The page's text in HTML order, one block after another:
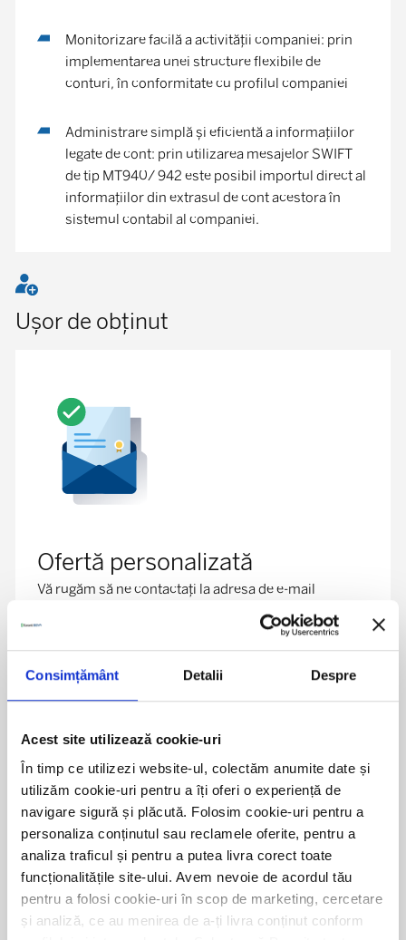
Consimțământ Detalii Despre
Acest site utilizează cookie-uri
În timp ce utilizezi website-ul, colectăm anumite date și
utilizăm cookie-uri pentru a îți oferi o experiență de
navigare sigură și plăcută. Folosim cookie-uri pentru a
personaliza conținutul sau reclamele oferite, pentru a
analiza traficul și pentru a putea livra corect toate
funcționalitățile site-ului. Avem nevoie de acordul tău
pentru a folosi cookie-uri în scop de marketing, cercetare
și analiză, ce au menirea de a-ți livra conținut conform
Monitorizare facilă a activităţii companiei: prin
implementarea unei structure flexibile de
conturi, în conformitate cu profilul companiei
Administrare simplă şi eficientă a informaţiilor
legate de cont: prin utilizarea mesajelor SWIFT
de tip MT940/ 942 este posibil importul direct al
informaţiilor din extrasul de cont acestora în
sistemul contabil al companiei.
Ușor de obținut
Ofertă personalizată
Vă rugăm să ne contactați la adresa de e-mail
În agenții
Poți veni in oricare din agențiile Garanti BBVA
Află mai multe